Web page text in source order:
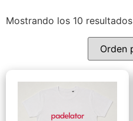
Mostrando los 10 resultados